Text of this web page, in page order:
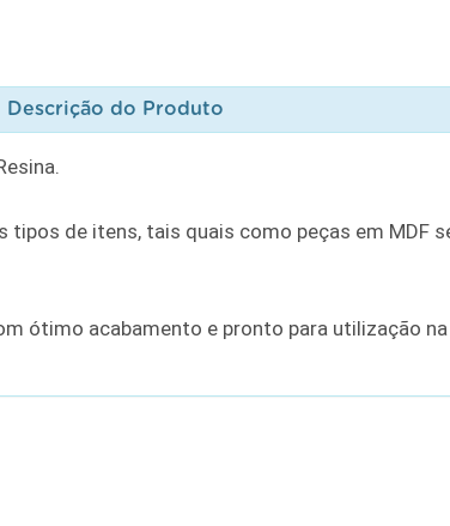
Descrição do Produto
de itens, tais quais como peças em MDF
ótimo acabamento e pronto para utilização